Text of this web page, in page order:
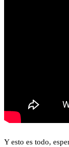
Y esto es todo,